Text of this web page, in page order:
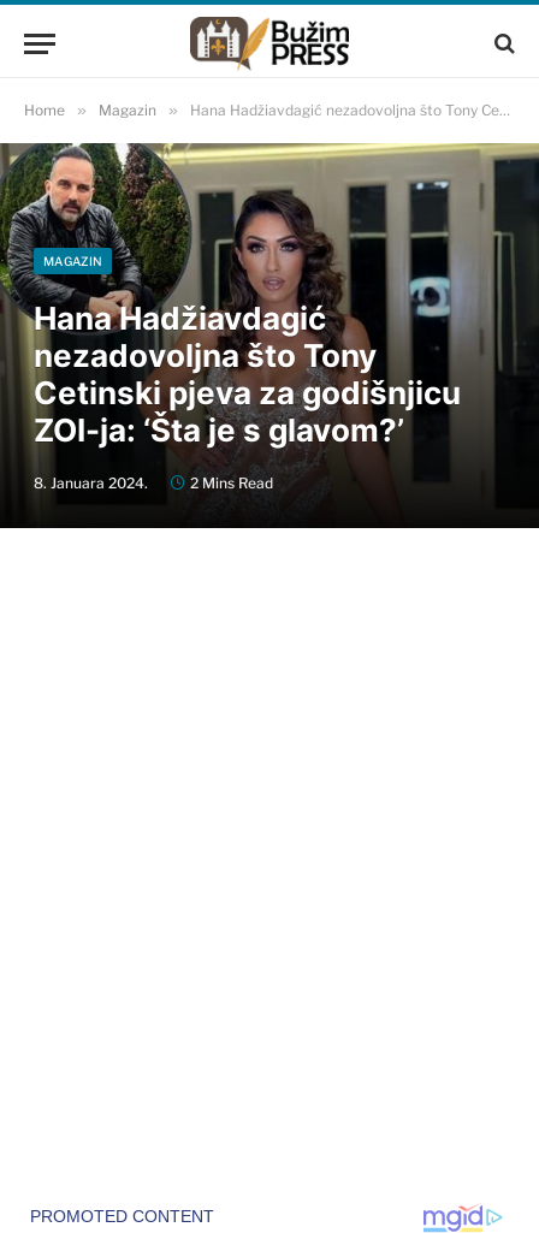
Home » Magazin » Hana Hadžiavdagić nezadovoljna što Tony Cetinski pjeva za godišnjicu ZOI-ja: ‘Šta je s glavom?’
MAGAZIN
Hana Hadžiavdagić
nezadovoljna što Tony
Cetinski pjeva za godišnjicu
ZOI-ja: ‘Šta je s glavom?’
8. Januara 2024. 2 Mins Read